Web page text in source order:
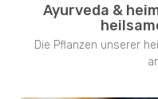
Ayurveda &
Die Pflanzen unserer